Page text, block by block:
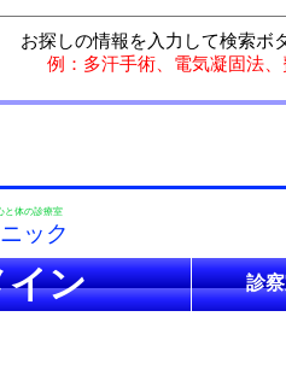
お探しの情報を入力して検索ボ
例：多汗手術、電気凝固法
と体の診療室
ック
イン 診